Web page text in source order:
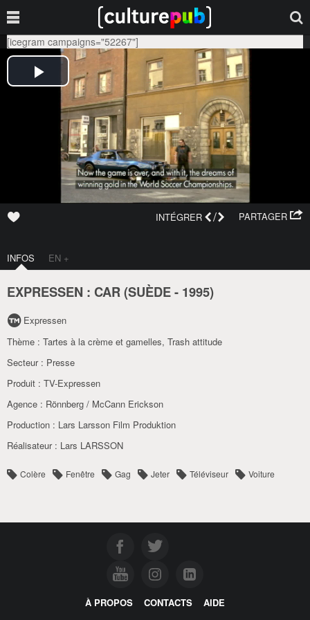
[icegram campaigns="52267"]
PARTAGER
INTÉGRER /
INFOS EN +
EXPRESSEN : CAR (SUÈDE- 1995)
Expressen
Thème : Tartes à la crème et gamelles, Trash attitude
Secteur : Presse
Produit : TV-Expressen
Agence : Rönnberg / McCann Erickson
Production : Lars Larsson Film Produktion
Réalisateur : Lars LARSSON
Colère Fenêtre Gag Jeter Téléviseur Voiture
À PROPOS CONTACTS AIDE